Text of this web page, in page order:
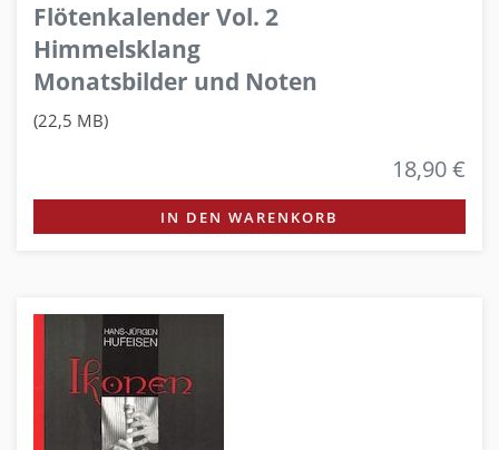
Flötenkalender Vol. 2
Himmelsklang
Monatsbilder und Noten
(22,5 MB)
18,90 €
IN DEN WARENKORB